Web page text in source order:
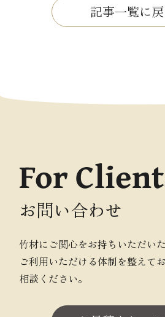
記事一覧に戻
For
お問い合わせ
竹材にご関心をお持ちいただい
ご利用いただける体制を整えて
相談ください。